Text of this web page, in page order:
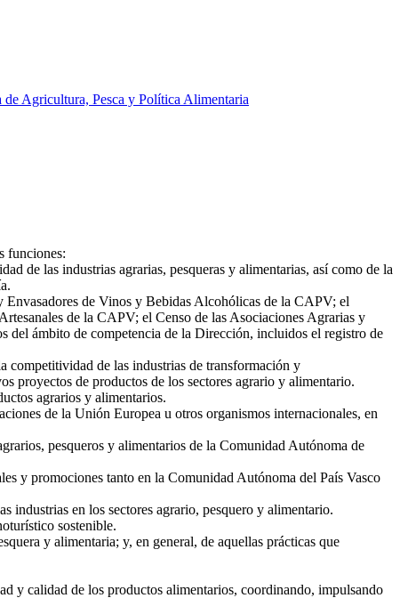
de Agricultura, Pesca y Política Alimentaria
funciones:
de las industrias agrarias, pesqueras y alimentarias, así como de la
de Vinos y Bebidas Alcohólicas de la CAPV; el
de la CAPV; el Censo de las Asociaciones Agrarias y
del ámbito de competencia de la Dirección, incluidos el registro de
competitividad de las industrias de transformación y
proyectos de productos de los sectores agrario y alimentario.
agrarios y alimentarios.
de la Unión Europea u otros organismos internacionales, en
pesqueros y alimentarios de la Comunidad Autónoma de
y promociones tanto en la Comunidad Autónoma del País Vasco
industrias en los sectores agrario, pesquero y alimentario.
sostenible.
y alimentaria; y, en general, de aquellas prácticas que
y calidad de los productos alimentarios, coordinando, impulsando